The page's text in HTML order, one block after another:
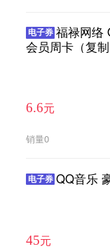
电子券 福禄网络
会员周卡（复
6.6元
销量0
电子券 QQ音乐
45元